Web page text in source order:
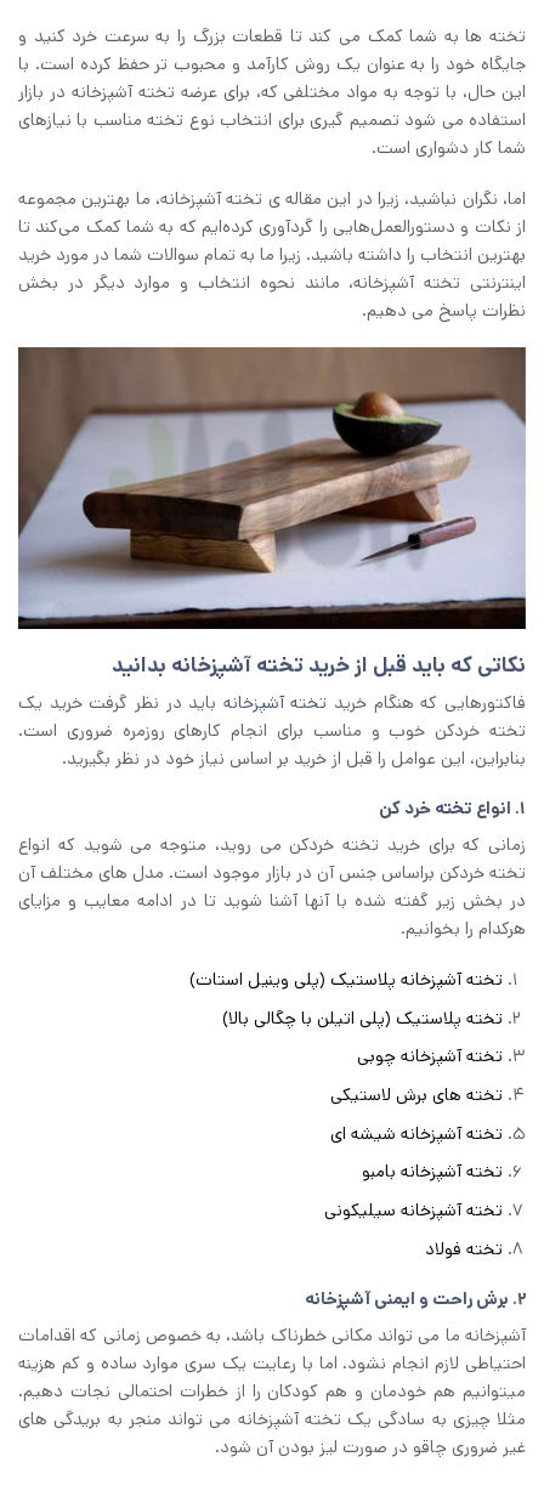
تخته ها به شما کمک می کند تا قطعات بزرگ را به سرعت خرد کنید و
جایگاه خود را به عنوان یک روش کارآمد و محبوب تر حفظ کرده است. با
این حال، با توجه به مواد مختلفی که، برای عرضه تخته آشپزخانه در بازار
استفاده می شود تصمیم گیری برای انتخاب نوع تخته مناسب با نیازهای
شما کار دشواری است.
اما، نگران نباشید، زیرا در این مقاله ی تخته آشپزخانه، ما بهترین مجموعه
از نکات و دستورالعمل‌هایی را گردآوری کرده‌ایم که به شما کمک می‌کند تا
بهترین انتخاب را داشته باشید. زیرا ما به تمام سوالات شما در مورد خرید
اینترنتی تخته آشپزخانه، مانند نحوه انتخاب و موارد دیگر در بخش
نظرات پاسخ می دهیم.
نکاتی که باید قبل از خرید تخته آشپزخانه بدانید
فاکتورهایی که هنگام خرید تخته آشپزخانه باید در نظر گرفت خرید یک
تخته خردکن خوب و مناسب برای انجام کارهای روزمره ضروری است.
بنابراین، این عوامل را قبل از خرید بر اساس نیاز خود در نظر بگیرید.
1. انواع تخته خرد کن
زمانی که برای خرید تخته خردکن می روید، متوجه می شوید که انواع
تخته خردکن براساس جنس آن در بازار موجود است. مدل های مختلف آن
در بخش زیر گفته شده با آنها آشنا شوید تا در ادامه معایب و مزایای
هرکدام را بخوانیم.
تخته آشپزخانه پلاستیک (پلی وینیل استات)
تخته پلاستیک (پلی اتیلن با چگالی بالا)
تخته آشپزخانه چوبی
تخته های برش لاستیکی
تخته آشپزخانه شیشه ای
تخته آشپزخانه بامبو
تخته آشپزخانه سیلیکونی
تخته فولاد
2. برش راحت و ایمنی آشپزخانه
آشپزخانه ما می تواند مکانی خطرناک باشد، به خصوص زمانی که اقدامات
احتیاطی لازم انجام نشود. اما با رعایت یک سری موارد ساده و کم هزینه
میتوانیم هم خودمان و هم کودکان را از خطرات احتمالی نجات دهیم.
مثلا چیزی به سادگی یک تخته آشپزخانه می تواند منجر به بریدگی های
غیر ضروری چاقو در صورت لیز بودن آن شود.